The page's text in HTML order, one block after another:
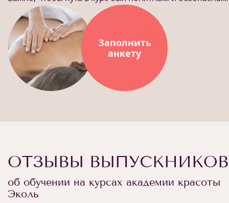
Заполнить
анкету
ОТЗЫВЫ ВЫПУСКНИКОВ
об обучении на курсах академии красоты
Эколь